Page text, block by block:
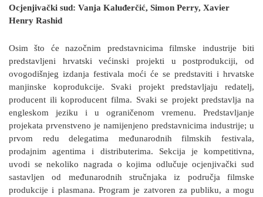
Ocjenjivački sud: Vanja Kaluđerčić, Simon Perry, Xavier
Henry Rashid
Osim što će nazočnim predstavnicima filmske industrije biti
predstavljeni hrvatski većinski projekti u postprodukciji, od
ovogodišnjeg izdanja festivala moći će se predstaviti i hrvatske
manjinske koprodukcije. Svaki projekt predstavljaju redatelj,
producent ili koproducent filma. Svaki se projekt predstavlja na
engleskom jeziku i u ograničenom vremenu. Predstavljanje
projekata prvenstveno je namijenjeno predstavnicima industrije; u
prvom redu delegatima međunarodnih filmskih festivala,
prodajnim agentima i distributerima. Sekcija je kompetitivna,
uvodi se nekoliko nagrada o kojima odlučuje ocjenjivački sud
sastavljen od međunarodnih stručnjaka iz područja filmske
produkcije i plasmana. Program je zatvoren za publiku, a mogu